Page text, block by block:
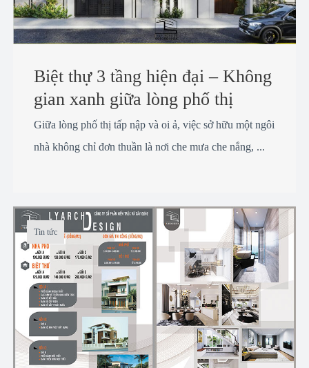
Biệt thự 3 tầng hiện đại – Không
gian xanh giữa lòng phố thị
Giữa lòng phố thị tấp nập và oi ả, việc sở hữu một ngôi
nhà không chỉ đơn thuần là nơi che mưa che nắng, ...
Tin tức